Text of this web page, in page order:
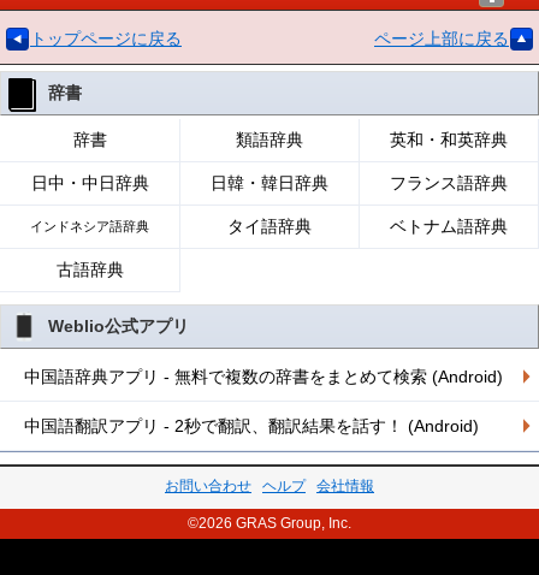
トップページに戻る ページ上部に戻る
辞書
辞書 類語辞典 英和・和英辞典
日中・中日辞典 日韓・韓日辞典 フランス語辞典
インドネシア語辞典 タイ語辞典 ベトナム語辞典
古語辞典
Weblio公式アプリ
中国語辞典アプリ - 無料で複数の辞書をまとめて検索 (Android)
中国語翻訳アプリ - 2秒で翻訳、翻訳結果を話す！ (Android)
お問い合わせ ヘルプ 会社情報
©2026 GRAS Group, Inc.